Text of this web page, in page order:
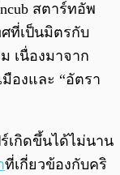
สตาร์ทอัพ
ศที่เป็นมิตรกับ
เนื่องมาจาก
องและ “อัตรา
เกิดขึ้นได้ไม่นาน
ที่เกี่ยวข้องกับคริ